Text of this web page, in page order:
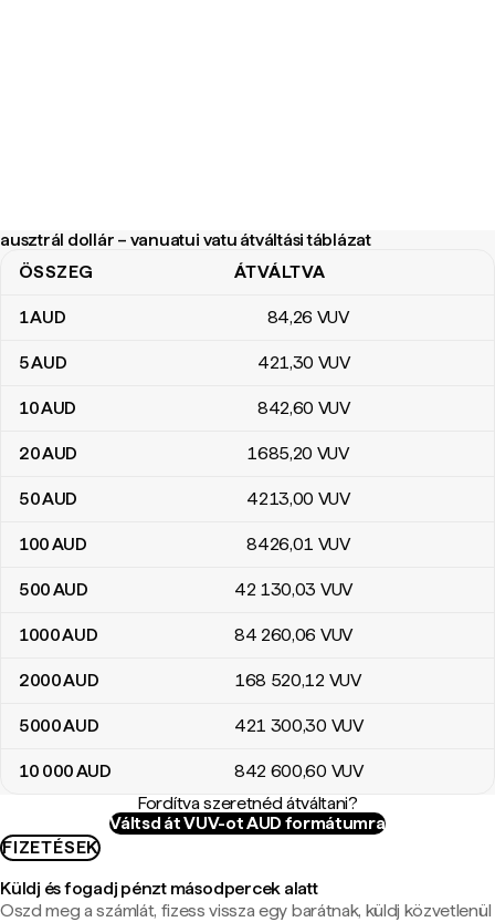
ausztrál dollár – vanuatui vatu átváltási táblázat
ausztrál dollár – vanuatui vatu átváltási táblázat
ÖSSZEG ÁTVÁLTVA
1AUD 84,26 VUV
5AUD 421,30 VUV
10AUD 842,60 VUV
20AUD 1685,20 VUV
50AUD 4213,00 VUV
100AUD 8426,01 VUV
500AUD 42 130,03 VUV
1000AUD 84 260,06 VUV
2000AUD 168 520,12 VUV
5000AUD 421 300,30 VUV
10 000AUD 842 600,60 VUV
Fordítva szeretnéd átváltani?
Váltsd át VUV-ot AUD formátumra
FIZETÉSEK
Küldj és fogadj pénzt másodpercek alatt
Oszd meg a számlát, fizess vissza egy barátnak, küldj közvetlenül